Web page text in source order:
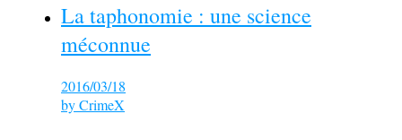
La taphonomie : une science
méconnue
2016/03/18
byCrimeX